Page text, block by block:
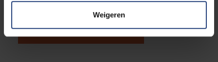
Weigeren
Bekijk alle activiteiten